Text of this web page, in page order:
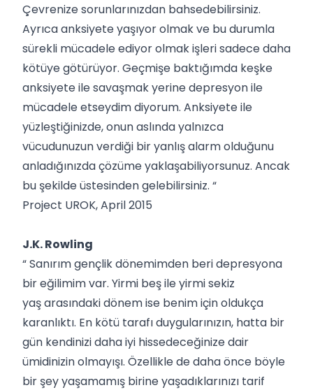
Çevrenize sorunlarınızdan bahsedebilirsiniz.
Ayrıca anksiyete yaşıyor olmak ve bu durumla
sürekli mücadele ediyor olmak işleri sadece daha
kötüye götürüyor. Geçmişe baktığımda keşke
anksiyete ile savaşmak yerine depresyon ile
mücadele etseydim diyorum. Anksiyete ile
yüzleştiğinizde, onun aslında yalnızca
vücudunuzun verdiği bir yanlış alarm olduğunu
anladığınızda çözüme yaklaşabiliyorsunuz. Ancak
bu şekilde üstesinden gelebilirsiniz. “
Project UROK, April 2015
J.K. Rowling
“ Sanırım gençlik dönemimden beri depresyona
bir eğilimim var. Yirmi beş ile yirmi sekiz
yaş arasındaki dönem ise benim için oldukça
karanlıktı. En kötü tarafı duygularınızın, hatta bir
gün kendinizi daha iyi hissedeceğinize dair
ümidinizin olmayışı. Özellikle de daha önce böyle
bir şey yaşamamış birine yaşadıklarınızı tarif